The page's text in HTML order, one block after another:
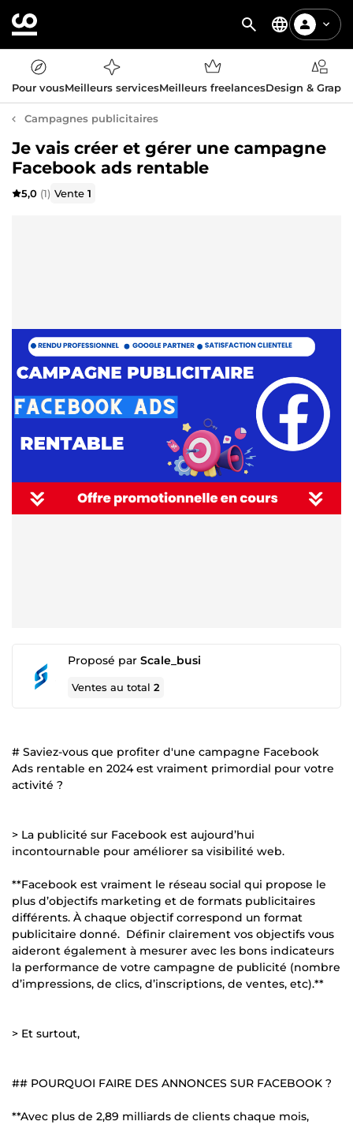
Pour vousMeilleurs servicesMeilleurs freelancesDesign &
Campagnes publicitaires
Je vais créer et gérer une campagne
Facebook ads rentable
5,0 (1) Vente1
Proposé par Scale_busi
Ventes au total2
# Saviez-vous que profiter d'une campagne Facebook
Ads rentable en 2024 est vraiment primordial pour votre
activité ?
> La publicité sur Facebook est aujourd’hui
incontournable pour améliorer sa visibilité web.
**Facebook est vraiment le réseau social qui propose le
plus d’objectifs marketing et de formats publicitaires
différents. À chaque objectif correspond un format
publicitaire donné. Définir clairement vos objectifs vous
aideront également à mesurer avec les bons indicateurs
la performance de votre campagne de publicité (nombre
d’impressions, de clics, d’inscriptions, de ventes, etc).**
> Et surtout,
## POURQUOI FAIRE DES ANNONCES SUR FACEBOOK ?
**Avec plus de 2,89 milliards de clients chaque mois,